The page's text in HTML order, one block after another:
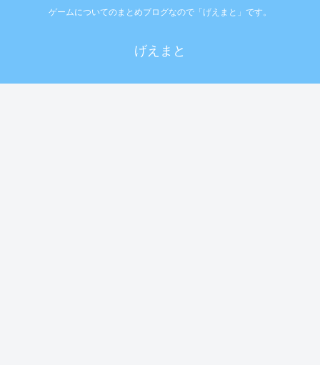
ゲームについてのまとめブログなので「げえまと」です。
げえまと